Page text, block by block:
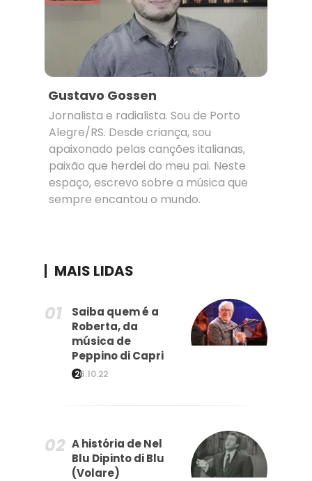
Gustavo Gossen
Jornalista e radialista. Sou de Porto
Alegre/RS. Desde criança, sou
apaixonado pelas canções italianas,
paixão que herdei do meu pai. Neste
espaço, escrevo sobre a música que
sempre encantou o mundo.
MAIS LIDAS
Saiba quem é a
Roberta, da
música de
Peppino di Capri
26.10.22
A história de Nel
Blu Dipinto di Blu
(Volare)